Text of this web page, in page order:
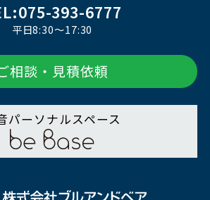
393-6777
平日8:30～17:30
相談・見積依頼
パーソナルスペース